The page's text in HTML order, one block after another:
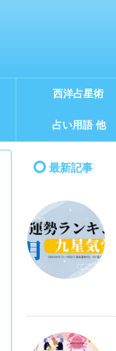
西洋占星術
占い用語 他
最新記事